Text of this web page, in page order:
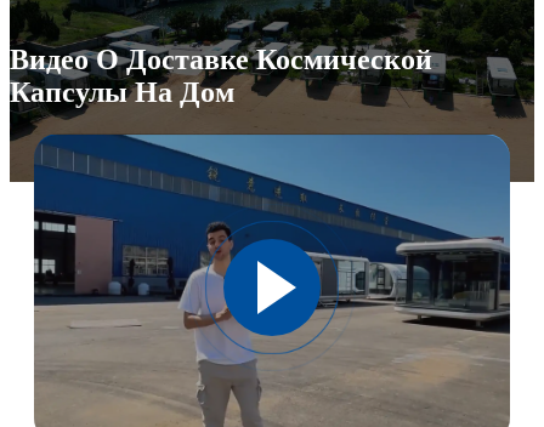
Видео О Доставке Космической
Капсулы На Дом